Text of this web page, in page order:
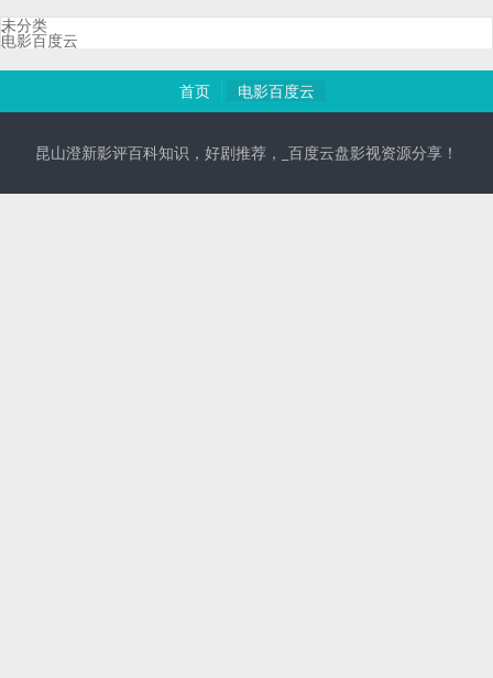
未分类
电影百度云
首页 电影百度云
昆山澄新影评百科知识，好剧推荐，_百度云盘影视资源分享！